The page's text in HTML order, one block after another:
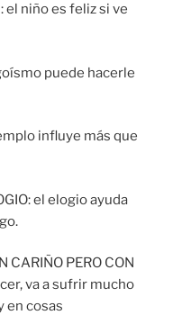
el niño es feliz si ve
puede hacerle
influye más que
el elogio ayuda
CARIÑO PERO CON
va a sufrir mucho
en cosas